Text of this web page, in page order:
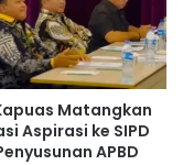
Matangkan
Aspirasi ke SIPD
APBD